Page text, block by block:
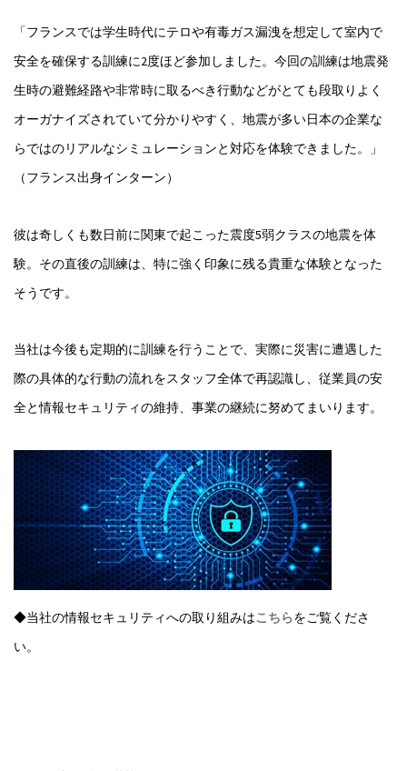
「フランスでは学生時代にテロや有毒ガス漏洩を想定して室内で
安全を確保する訓練に2度ほど参加しました。今回の訓練は地震発
生時の避難経路や非常時に取るべき行動などがとても段取りよく
オーガナイズされていて分かりやすく、地震が多い日本の企業な
らではのリアルなシミュレーションと対応を体験できました。」
（フランス出身インターン）
彼は奇しくも数日前に関東で起こった震度5弱クラスの地震を体
験。その直後の訓練は、特に強く印象に残る貴重な体験となった
そうです。
当社は今後も定期的に訓練を行うことで、実際に災害に遭遇した
際の具体的な行動の流れをスタッフ全体で再認識し、従業員の安
全と情報セキュリティの維持、事業の継続に努めてまいります。
◆当社の情報セキュリティへの取り組みはこちらをご覧くださ
い。